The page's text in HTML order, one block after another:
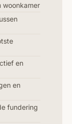
woonkamer
en
en
fundering